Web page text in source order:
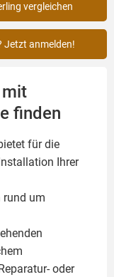
vergleichen
Jetzt anmelden!
mit
finden
für die
Ihrer
rund um
oder